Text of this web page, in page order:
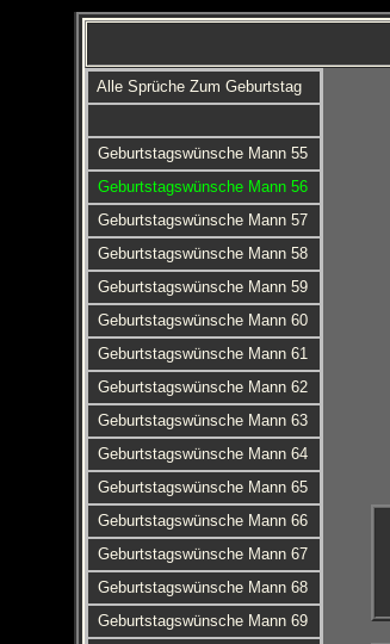
Alle Sprüche Zum Geburtstag
Geburtstagswünsche Mann 55
Geburtstagswünsche Mann 56
Geburtstagswünsche Mann 57
Geburtstagswünsche Mann 58
Geburtstagswünsche Mann 59
Geburtstagswünsche Mann 60
Geburtstagswünsche Mann 61
Geburtstagswünsche Mann 62
Geburtstagswünsche Mann 63
Geburtstagswünsche Mann 64
Geburtstagswünsche Mann 65
Geburtstagswünsche Mann 66
Geburtstagswünsche Mann 67
Geburtstagswünsche Mann 68
Geburtstagswünsche Mann 69